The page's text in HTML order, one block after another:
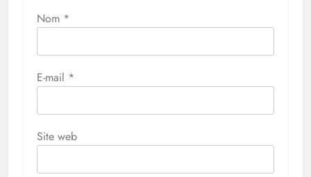
Nom *
E-mail *
Site web